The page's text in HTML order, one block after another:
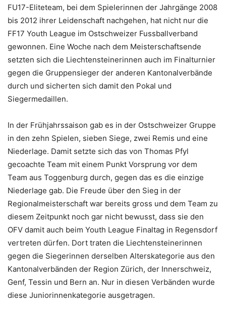
FU17-Eliteteam, bei dem Spielerinnen der Jahrgänge 2008
bis 2012 ihrer Leidenschaft nachgehen, hat nicht nur die
FF17 Youth League im Ostschweizer Fussballverband
gewonnen. Eine Woche nach dem Meisterschaftsende
setzten sich die Liechtensteinerinnen auch im Finalturnier
gegen die Gruppensieger der anderen Kantonalverbände
durch und sicherten sich damit den Pokal und
Siegermedaillen.
In der Frühjahrssaison gab es in der Ostschweizer Gruppe
in den zehn Spielen, sieben Siege, zwei Remis und eine
Niederlage. Damit setzte sich das von Thomas Pfyl
gecoachte Team mit einem Punkt Vorsprung vor dem
Team aus Toggenburg durch, gegen das es die einzige
Niederlage gab. Die Freude über den Sieg in der
Regionalmeisterschaft war bereits gross und dem Team zu
diesem Zeitpunkt noch gar nicht bewusst, dass sie den
OFV damit auch beim Youth League Finaltag in Regensdorf
vertreten dürfen. Dort traten die Liechtensteinerinnen
gegen die Siegerinnen derselben Alterskategorie aus den
Kantonalverbänden der Region Zürich, der Innerschweiz,
Genf, Tessin und Bern an. Nur in diesen Verbänden wurde
diese Juniorinnenkategorie ausgetragen.